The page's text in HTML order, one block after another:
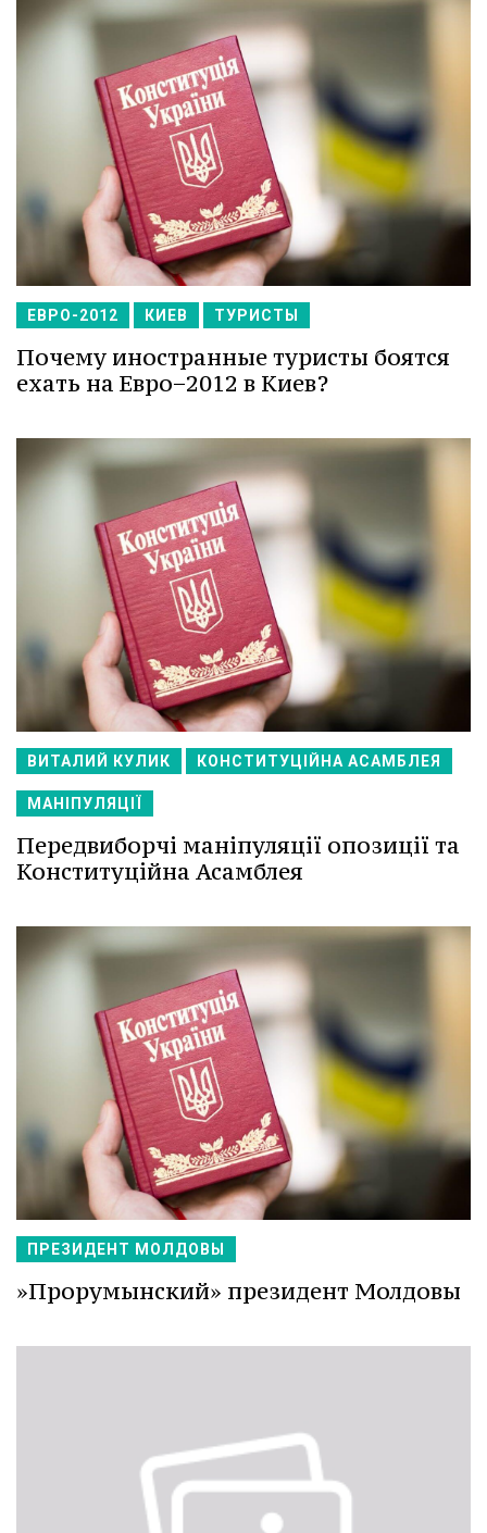
ЕВРО-2012 КИЕВ ТУРИСТЫ
Почему иностранные туристы боятся
ехать на Евро−2012 в Киев?
ВИТАЛИЙ КУЛИК КОНСТИТУЦІЙНА АСАМБЛЕЯ
МАНІПУЛЯЦІЇ
Передвиборчі маніпуляції опозиції та
Конституційна Асамблея
ПРЕЗИДЕНТ МОЛДОВЫ
»Прорумынский» президент Молдовы